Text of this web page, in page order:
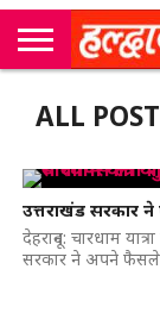
सी
एम
कॉर्नर
उत्तराखंड
न्यूज़
खेल
मनोरंजन
सम्पादकीय
जॉब
अलर्ट्स
ALL
उत्तराखंड सरकार ने
देहरादून: चारधाम
सरकार ने अपने फैसले